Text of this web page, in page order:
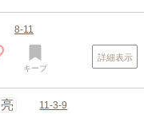
8-11
キープ
詳細表示
亮 11-3-9